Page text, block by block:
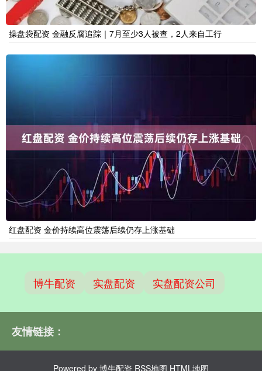
操盘袋配资 金融反腐追踪｜7月至少3人被查，2人来自工行
红盘配资 金价持续高位震荡后续仍存上涨基础
博牛配资 实盘配资 实盘配资公司
友情链接：
Powered by 博牛配资 RSS地图 HTML地图